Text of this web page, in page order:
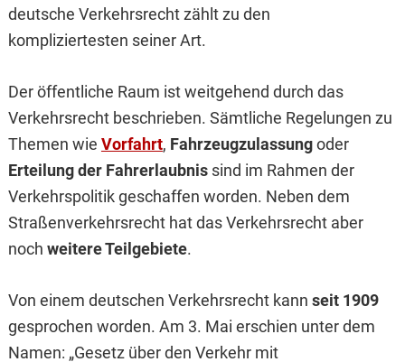
deutsche Verkehrsrecht zählt zu den
kompliziertesten seiner Art.
Der öffentliche Raum ist weitgehend durch das
Verkehrsrecht beschrieben. Sämtliche Regelungen zu
Themen wie Vorfahrt, Fahrzeugzulassungoder
Erteilung der Fahrerlaubnissind im Rahmen der
Verkehrspolitik geschaffen worden. Neben dem
Straßenverkehrsrecht hat das Verkehrsrecht aber
noch weitere Teilgebiete.
Von einem deutschen Verkehrsrecht kann seit 1909
gesprochen worden. Am 3. Mai erschien unter dem
Namen: „Gesetz über den Verkehr mit